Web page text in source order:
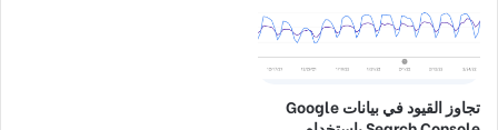
تجاوز القيود في بيانات Google